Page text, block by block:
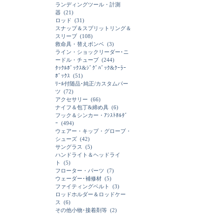
ランディングツール・計測
器 (21)
ロッド (31)
スナップ＆スプリットリング＆
スリーブ (108)
救命具・替えボンベ (3)
ライン・ショックリーダー･ニ
ードル・チューブ (244)
ﾀｯｸﾙﾎﾞｯｸｽ&ｼﾞｸﾞﾊﾞｯｸ&ｸｰﾗｰ
ﾎﾞｯｸｽ (51)
ﾘｰﾙ付随品･純正/カスタムパー
ツ (72)
アクセサリー (66)
ナイフ＆包丁&締め具 (6)
フック＆シンカー・ｱｼｽﾄﾎﾙﾀﾞ
ｰ (494)
ウェアー・キップ・グローブ・
シューズ (42)
サングラス
(5)
ハンドライト＆ヘッドライ
ト
(5)
フローター・パーツ (7)
ウェーダー･補修材 (5)
ファイティングベルト
(3)
ロッドホルダー＆ロッドケー
ス
(6)
その他小物･接着剤等 (2)